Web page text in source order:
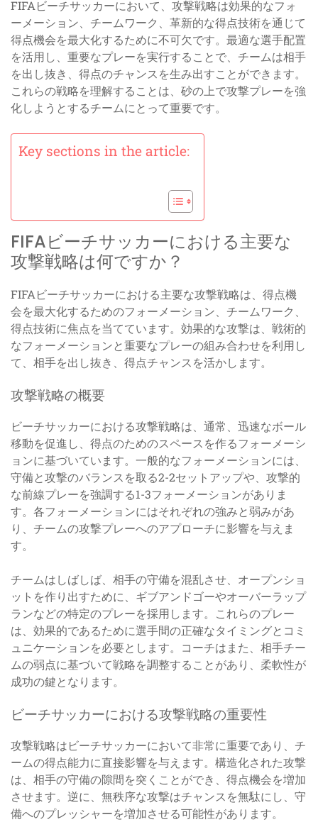
FIFAビーチサッカーにおいて、攻撃戦略は効果的なフォ
ーメーション、チームワーク、革新的な得点技術を通じて
得点機会を最大化するために不可欠です。最適な選手配置
を活用し、重要なプレーを実行することで、チームは相手
を出し抜き、得点のチャンスを生み出すことができます。
これらの戦略を理解することは、砂の上で攻撃プレーを強
化しようとするチームにとって重要です。
Key sections in the article:
FIFAビーチサッカーにおける主要な
攻撃戦略は何ですか？
FIFAビーチサッカーにおける主要な攻撃戦略は、得点機
会を最大化するためのフォーメーション、チームワーク、
得点技術に焦点を当てています。効果的な攻撃は、戦術的
なフォーメーションと重要なプレーの組み合わせを利用し
て、相手を出し抜き、得点チャンスを活かします。
攻撃戦略の概要
ビーチサッカーにおける攻撃戦略は、通常、迅速なボール
移動を促進し、得点のためのスペースを作るフォーメーシ
ョンに基づいています。一般的なフォーメーションには、
守備と攻撃のバランスを取る2-2セットアップや、攻撃的
な前線プレーを強調する1-3フォーメーションがありま
す。各フォーメーションにはそれぞれの強みと弱みがあ
り、チームの攻撃プレーへのアプローチに影響を与えま
す。
チームはしばしば、相手の守備を混乱させ、オープンショ
ットを作り出すために、ギブアンドゴーやオーバーラップ
ランなどの特定のプレーを採用します。これらのプレー
は、効果的であるために選手間の正確なタイミングとコミ
ュニケーションを必要とします。コーチはまた、相手チー
ムの弱点に基づいて戦略を調整することがあり、柔軟性が
成功の鍵となります。
ビーチサッカーにおける攻撃戦略の重要性
攻撃戦略はビーチサッカーにおいて非常に重要であり、チ
ームの得点能力に直接影響を与えます。構造化された攻撃
は、相手の守備の隙間を突くことができ、得点機会を増加
させます。逆に、無秩序な攻撃はチャンスを無駄にし、守
備へのプレッシャーを増加させる可能性があります。